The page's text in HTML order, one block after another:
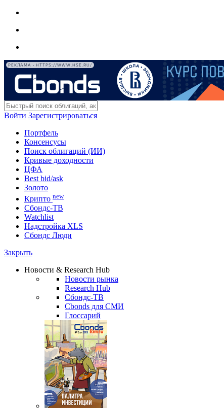
РЕКЛАМА • HTTPS://WWW.HSE.RU/
Войти Зарегистрироваться
Портфель
Консенсусы
Поиск облигаций (ИИ)
Кривые доходности
ЦФА
Best bid/ask
Золото
Крипто new
Сбондс-ТВ
Watchlist
Надстройка XLS
Сбондс Люди
Закрыть
Новости & Research Hub
Новости рынка
Research Hub
Сбондс-ТВ
Cbonds для СМИ
Глоссарий